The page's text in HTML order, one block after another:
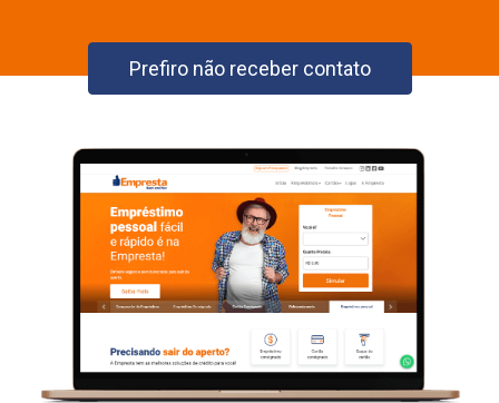
Prefiro não receber contato